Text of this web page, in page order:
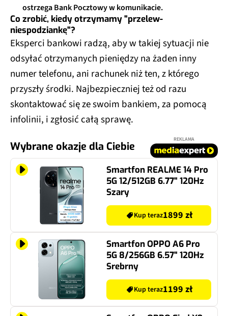
ostrzega Bank Pocztowy w komunikacie.
Co zrobić, kiedy otrzymamy "przelew-
niespodziankę"?
Eksperci bankowi radzą, aby w takiej sytuacji nie
odsyłać otrzymanych pieniędzy na żaden inny
numer telefonu, ani rachunek niż ten, z którego
przyszły środki. Najbezpieczniej też od razu
skontaktować się ze swoim bankiem, za pomocą
infolinii, i zgłosić całą sprawę.
Wybrane okazje dla Ciebie
REKLAMA
Smartfon REALME 14 Pro
5G 12/512GB 6.77" 120Hz
Szary
Kup teraz1899 zł
Smartfon OPPO A6 Pro
5G 8/256GB 6.57" 120Hz
Srebrny
Kup teraz1199 zł